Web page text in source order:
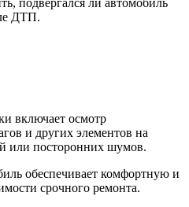
ДТП.
включает осмотр
и других элементов на
или посторонних шумов.
обеспечивает комфортную и
срочного ремонта.